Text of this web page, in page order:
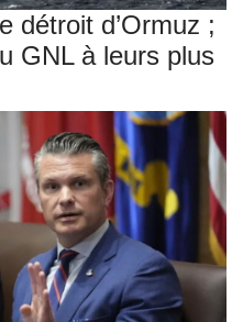
détroit d’Ormuz ;
GNL à leurs plus